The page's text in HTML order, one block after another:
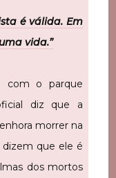
é válida. Em
vida.”
com o parque
diz que a
morrer na
dizem que ele é
dos mortos